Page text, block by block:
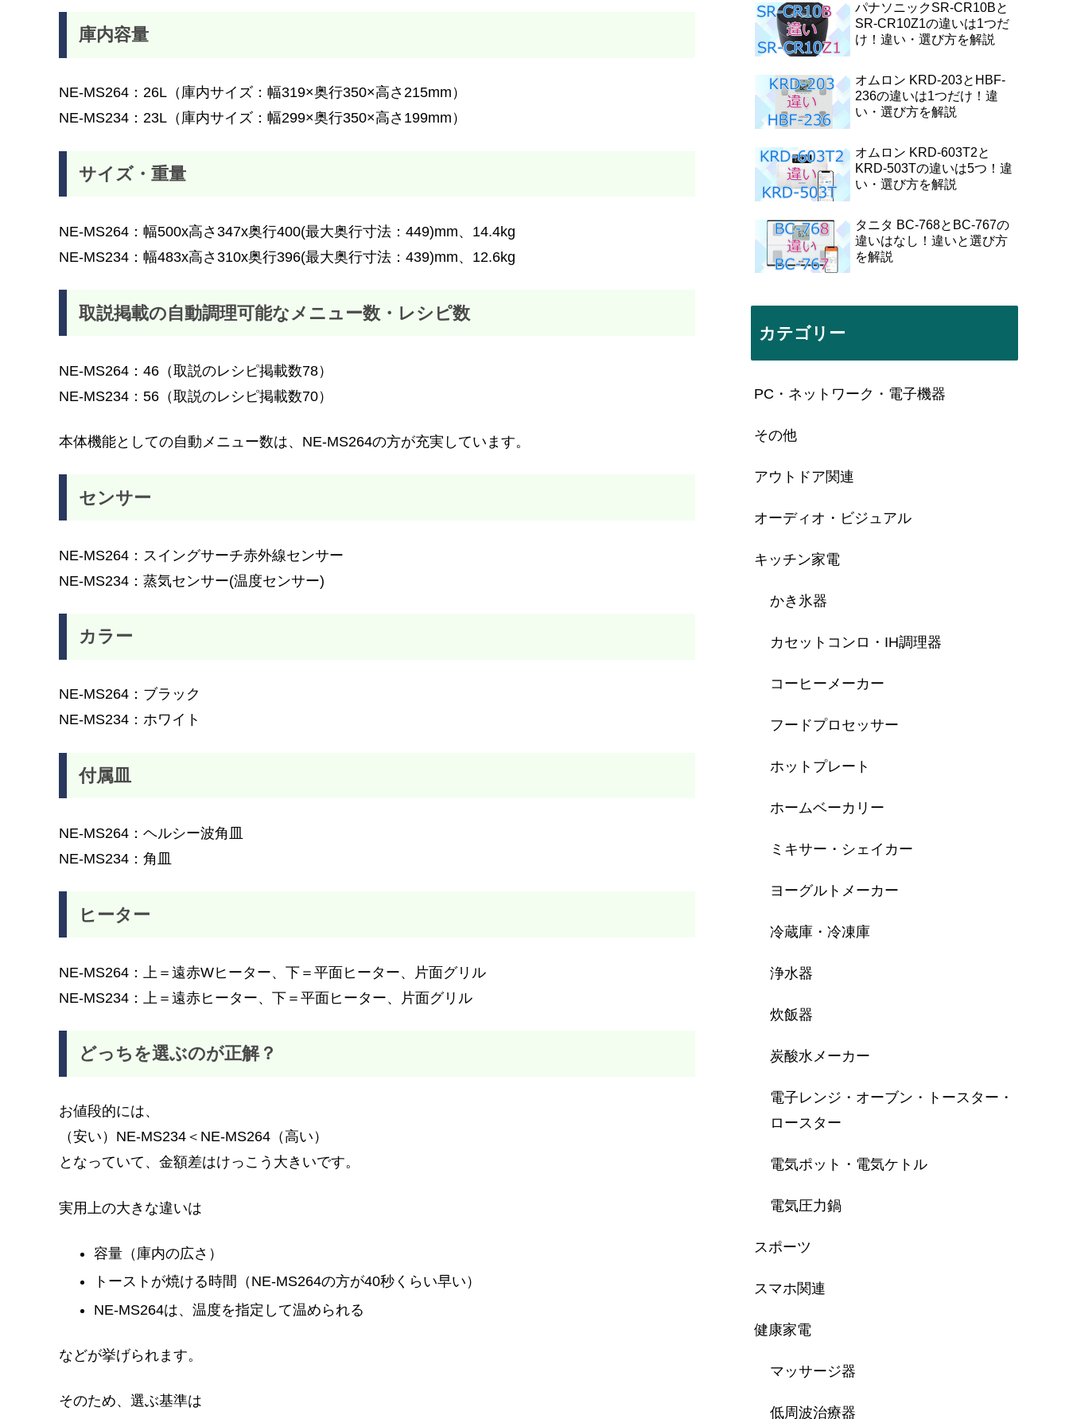
庫内容量
NE-MS264：26L（庫内サイズ：幅319×奥行350×高さ215mm）
NE-MS234：23L（庫内サイズ：幅299×奥行350×高さ199mm）
サイズ・重量
NE-MS264：幅500x高さ347x奥行400(最大奥行寸法：449)mm、14.4kg
NE-MS234：幅483x高さ310x奥行396(最大奥行寸法：439)mm、12.6kg
取説掲載の自動調理可能なメニュー数・レシピ数
NE-MS264：46（取説のレシピ掲載数78）
NE-MS234：56（取説のレシピ掲載数70）
本体機能としての自動メニュー数は、NE-MS264の方が充実しています。
センサー
NE-MS264：スイングサーチ赤外線センサー
NE-MS234：蒸気センサー(温度センサー)
カラー
NE-MS264：ブラック
NE-MS234：ホワイト
付属皿
NE-MS264：ヘルシー波角皿
NE-MS234：角皿
ヒーター
NE-MS264：上＝遠赤Wヒーター、下＝平面ヒーター、片面グリル
NE-MS234：上＝遠赤ヒーター、下＝平面ヒーター、片面グリル
どっちを選ぶのが正解？
お値段的には、
（安い）NE-MS234＜NE-MS264（高い）
となっていて、金額差はけっこう大きいです。
実用上の大きな違いは
容量（庫内の広さ）
トーストが焼ける時間（NE-MS264の方が40秒くらい早い）
NE-MS264は、温度を指定して温められる
などが挙げられます。
そのため、選ぶ基準は
パナソニックSR-CR10Bと
SR-CR10Z1の違いは1つだ
け！違い・選び方を解説
オムロン KRD-203とHBF-
236の違いは1つだけ！違
い・選び方を解説
オムロン KRD-603T2と
KRD-503Tの違いは5つ！違
い・選び方を解説
タニタ BC-768とBC-767の
違いはなし！違いと選び方
を解説
カテゴリー
PC・ネットワーク・電子機器
その他
アウトドア関連
オーディオ・ビジュアル
キッチン家電
かき氷器
カセットコンロ・IH調理器
コーヒーメーカー
フードプロセッサー
ホットプレート
ホームベーカリー
ミキサー・シェイカー
ヨーグルトメーカー
冷蔵庫・冷凍庫
浄水器
炊飯器
炭酸水メーカー
電子レンジ・オーブン・トースター・
ロースター
電気ポット・電気ケトル
電気圧力鍋
スポーツ
スマホ関連
健康家電
マッサージ器
低周波治療器